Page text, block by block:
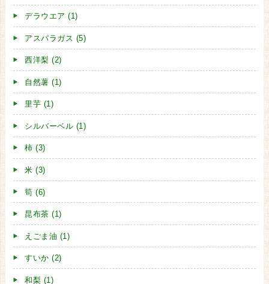
デラウエア (1)
アスパラガス (5)
西洋梨 (2)
自然薯 (1)
里芋 (1)
シルバーベル (1)
柿 (3)
米 (3)
筍 (6)
昆布茶 (1)
えごま油 (1)
すいか (2)
和梨 (1)